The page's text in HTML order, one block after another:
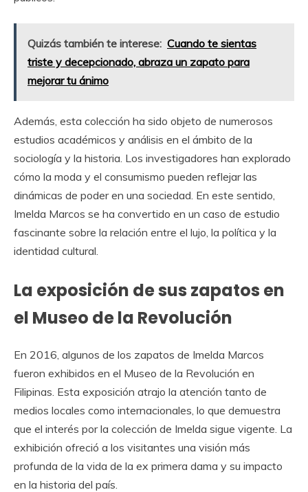
Quizás también te interese: Cuando te sientas
triste y decepcionado, abraza un zapato para
mejorar tu ánimo
Además, esta colección ha sido objeto de numerosos
estudios académicos y análisis en el ámbito de la
sociología y la historia. Los investigadores han explorado
cómo la moda y el consumismo pueden reflejar las
dinámicas de poder en una sociedad. En este sentido,
Imelda Marcos se ha convertido en un caso de estudio
fascinante sobre la relación entre el lujo, la política y la
identidad cultural.
La exposición de sus zapatos en
el Museo de la Revolución
En 2016, algunos de los zapatos de Imelda Marcos
fueron exhibidos en el Museo de la Revolución en
Filipinas. Esta exposición atrajo la atención tanto de
medios locales como internacionales, lo que demuestra
que el interés por la colección de Imelda sigue vigente. La
exhibición ofreció a los visitantes una visión más
profunda de la vida de la ex primera dama y su impacto
en la historia del país.